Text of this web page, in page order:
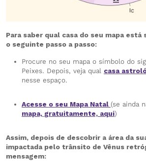
Para saber qual casa do seu mapa está
o seguinte passo a passo:
Procure no seu mapa o símbolo do
Peixes. Depois, veja qual casa
nesse espaço.
Acesse o seu Mapa Natal (se ainda
mapa, gratuitamente, aqui)
Assim, depois de descobrir a área da
impactada pelo trânsito de Vênus
mensagem: